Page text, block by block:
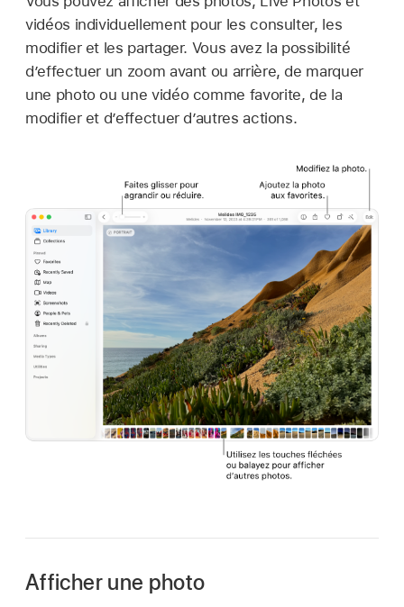
vidéos individuellement pour les consulter, les
modifier et les partager. Vous avez la possibilité
d’effectuer un zoom avant ou arrière, de marquer
une photo ou une vidéo comme favorite, de la
modifier et d’effectuer d’autres actions.
Afficher une photo